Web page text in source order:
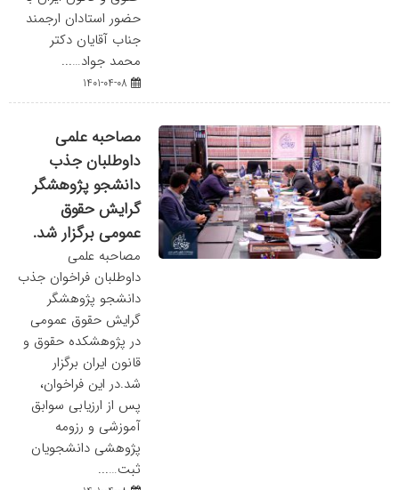
حضور استادان ارجمند
جناب آقایان دکتر
محمد جواد…...
مصاحبه علمی
داوطلبان جذب
دانشجو پژوهشگر
گرایش حقوق
عمومی برگزار شد.
مصاحبه علمی
داوطلبان فراخوان جذب
دانشجو پژوهشگر
گرایش حقوق عمومی
در پژوهشکده حقوق و
قانون ایران برگزار
شد.در این فراخوان،
پس از ارزیابی سوابق
آموزشی و رزومه
پژوهشی دانشجویان
ثبت…...